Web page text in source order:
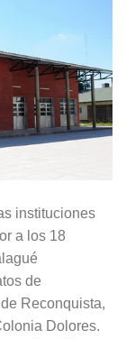
instituciones
a los 18
de
Reconquista,
Dolores.